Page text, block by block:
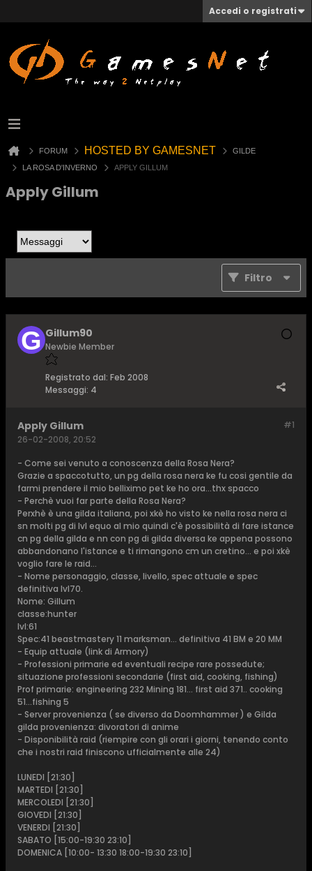
Accedi o registrati
FORUM HOSTED BY GAMESNET
GILDE
LA ROSA D'INVERNO
APPLY GILLUM
Apply Gillum
Filtro
Gillum90
Newbie Member
Registrato dal: Feb 2008
Messaggi: 4
#1
Apply Gillum
26-02-2008, 20:52
- Come sei venuto a conoscenza della Rosa Nera?
Grazie a spaccotutto, un pg della rosa nera ke fu cosi gentile da
farmi prendere il mio belliximo pet ke ho ora...thx spacco
- Perchè vuoi far parte della Rosa Nera?
Perxhè è una gilda italiana, poi xkè ho visto ke nella rosa nera ci
sn molti pg di lvl equo al mio quindi c'è possibilità di fare istance
cn pg della gilda e nn con pg di gilda diversa ke appena possono
abbandonano l'istance e ti rimangono cm un cretino... e poi xkè
voglio fare le raid...
- Nome personaggio, classe, livello, spec attuale e spec
definitiva lvl70.
Nome: Gillum
classe:hunter
lvl:61
Spec:41 beastmastery 11 marksman... definitiva 41 BM e 20 MM
- Equip attuale (link di Armory)
- Professioni primarie ed eventuali recipe rare possedute;
situazione professioni secondarie (first aid, cooking, fishing)
Prof primarie: engineering 232 Mining 181... first aid 371.. cooking
51...fishing 5
- Server provenienza ( se diverso da Doomhammer ) e Gilda
gilda provenienza: divoratori di anime
- Disponibilità raid (riempire con gli orari i giorni, tenendo conto
che i nostri raid finiscono ufficialmente alle 24)
LUNEDI [21:30]
MARTEDI [21:30]
MERCOLEDI [21:30]
GIOVEDI [21:30]
VENERDI [21:30]
SABATO [15:00-19:30 23:10]
DOMENICA [10:00- 13:30 18:00-19:30 23:10]